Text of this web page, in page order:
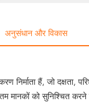
अनुसंधान और विकास
निर्माता हैं, जो दक्षता,
को सुनिश्चित करने